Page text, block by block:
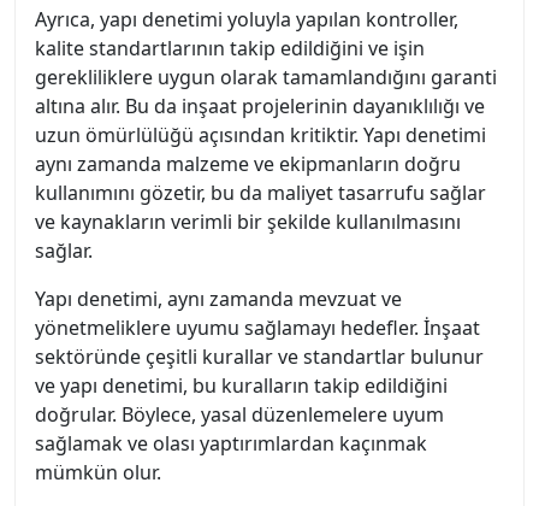
Ayrıca, yapı denetimi yoluyla yapılan kontroller,
kalite standartlarının takip edildiğini ve işin
gerekliliklere uygun olarak tamamlandığını garanti
altına alır. Bu da inşaat projelerinin dayanıklılığı ve
uzun ömürlülüğü açısından kritiktir. Yapı denetimi
aynı zamanda malzeme ve ekipmanların doğru
kullanımını gözetir, bu da maliyet tasarrufu sağlar
ve kaynakların verimli bir şekilde kullanılmasını
sağlar.
Yapı denetimi, aynı zamanda mevzuat ve
yönetmeliklere uyumu sağlamayı hedefler. İnşaat
sektöründe çeşitli kurallar ve standartlar bulunur
ve yapı denetimi, bu kuralların takip edildiğini
doğrular. Böylece, yasal düzenlemelere uyum
sağlamak ve olası yaptırımlardan kaçınmak
mümkün olur.